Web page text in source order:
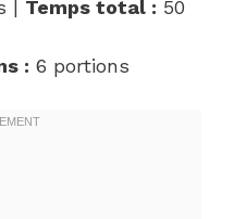
| Temps total : 50
: 6 portions